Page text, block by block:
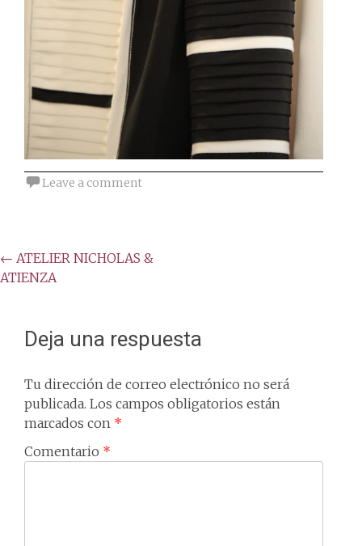
Leave a comment
Post
navigation
← ATELIER NICHOLAS &
ATIENZA
Deja una respuesta
Tu dirección de correo electrónico no será
publicada. Los campos obligatorios están
marcados con *
Comentario *